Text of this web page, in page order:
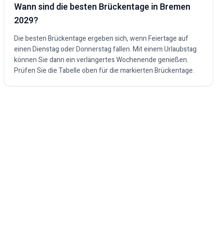
Wann sind die besten Brückentage in Bremen
2029?
Die besten Brückentage ergeben sich, wenn Feiertage auf
einen Dienstag oder Donnerstag fallen. Mit einem Urlaubstag
können Sie dann ein verlängertes Wochenende genießen.
Prüfen Sie die Tabelle oben für die markierten Brückentage.